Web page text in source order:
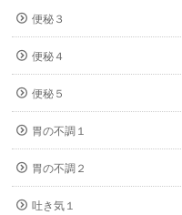
便秘３
便秘４
便秘５
胃の不調１
胃の不調２
吐き気１